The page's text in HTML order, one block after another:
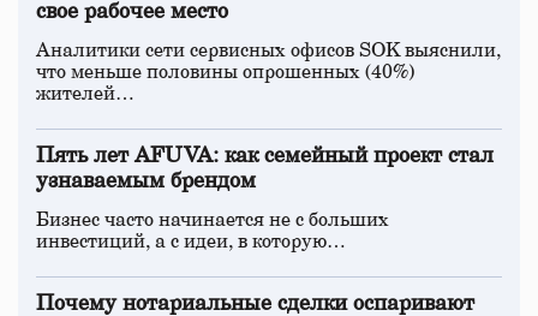
свое рабочее место
Аналитики сети сервисных офисов SOK выяснили,
что меньше половины опрошенных (40%)
жителей…
Пять лет AFUVA: как семейный проект стал
узнаваемым брендом
Бизнес часто начинается не с больших
инвестиций, а с идеи, в которую…
Почему нотариальные сделки оспаривают